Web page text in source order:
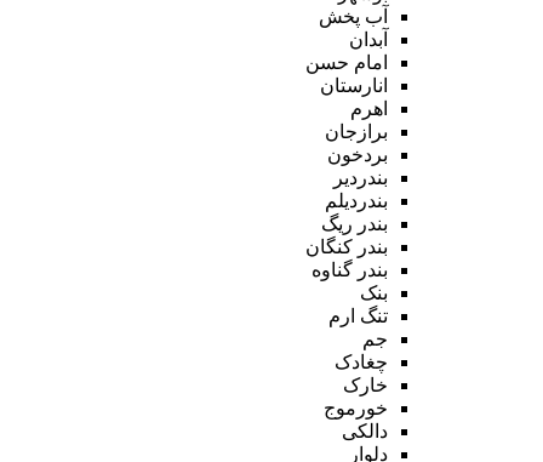
آب پخش
آبدان
امام حسن
انارستان
اهرم
برازجان
بردخون
بندردیر
بندردیلم
بندر ریگ
بندر کنگان
بندر گناوه
بنک
تنگ ارم
جم
چغادک
خارک
خورموج
دالکی
دلوار